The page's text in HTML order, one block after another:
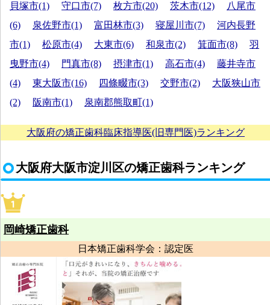
貝塚市(1)
守口市(7) 枚方市(20) 茨木市(12)
八尾市
(6)
泉佐野市(1) 富田林市(3) 寝屋川市(7)
河内長野
市(1)
松原市(4) 大東市(6) 和泉市(2) 箕面市(8)
羽
曳野市(4)
門真市(8) 摂津市(1) 高石市(4)
藤井寺市
(4)
東大阪市(16) 四條畷市(3) 交野市(2)
大阪狭山市
(2)
阪南市(1) 泉南郡熊取町(1)
大阪府の矯正歯科臨床指導医(旧専門医)ランキング
大阪府大阪市淀川区の矯正歯科ランキング
岡崎矯正歯科
日本矯正歯科学会：認定医